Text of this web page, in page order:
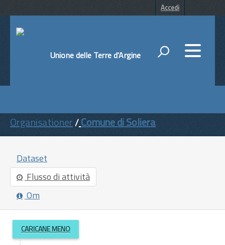
Accedi
Unione delle Terre d'Argine
ENTI
TEMI
Organisationer Comune di Soliera
Dataset
Flusso di attività
Om
CARICANE MENO